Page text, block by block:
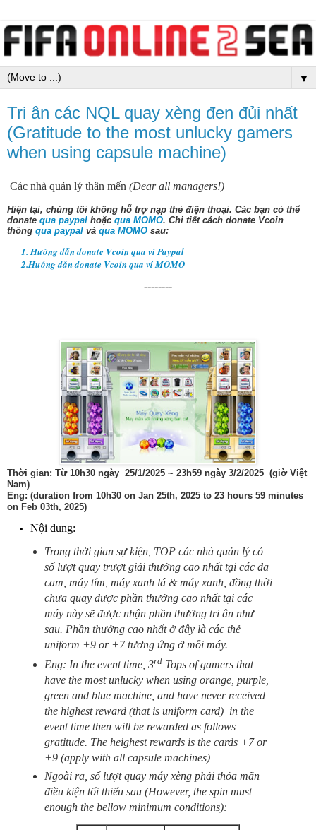
▼
Tri ân các NQL quay xèng đen đủi nhất
(Gratitude to the most unlucky gamers
when using capsule machine)
Các nhà quản lý thân mến (Dear all managers!)
Hiện tại, chúng tôi không hỗ trợ nạp thẻ điện thoại. Các bạn có thể
donate qua paypal hoặc qua MOMO. Chi tiết cách donate Vcoin
thông qua paypal và qua MOMO sau:
1. Hướng dẫn donate Vcoin qua ví Paypal
2.Hướng dẫn donate Vcoin qua ví MOMO
--------
Thời gian: Từ 10h30 ngày 25/1/2025 ~ 23h59 ngày 3/2/2025 (giờ Việt
Nam)
Eng: (duration from 10h30 on Jan 25th, 2025 to 23 hours 59 minutes
on Feb 03th, 2025)
Nội dung:
Trong thời gian sự kiện, TOP các nhà quản lý có
số lượt quay trượt giải thưởng cao nhất tại các da
cam, máy tím, máy xanh lá & máy xanh, đồng thời
chưa quay được phần thưởng cao nhất tại các
máy này sẽ được nhận phần thưởng tri ân như
sau. Phần thưởng cao nhất ở đây là các thẻ
uniform +9 or +7 tương ứng ở mỗi máy.
Eng: In the event time, 3rd Tops of gamers that
have the most unlucky when using orange, purple,
green and blue machine, and have never received
the highest reward (that is uniform card) in the
event time then will be rewarded as follows
gratitude. The heighest rewards is the cards +7 or
+9 (apply with all capsule machines)
Ngoài ra, số lượt quay máy xèng phải thỏa mãn
điều kiện tối thiểu sau (However, the spin must
enough the bellow minimum conditions):